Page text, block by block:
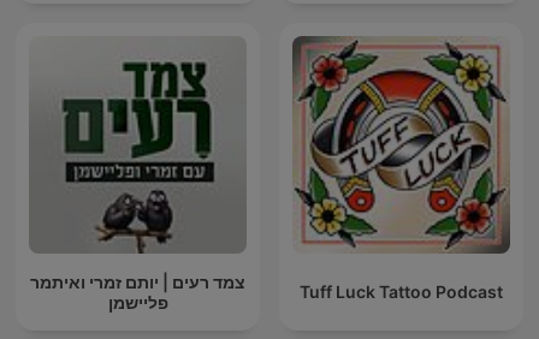
Tuff Luck Tattoo Podcast
צמד רעים | יותם זמרי ואיתמר
פליישמן